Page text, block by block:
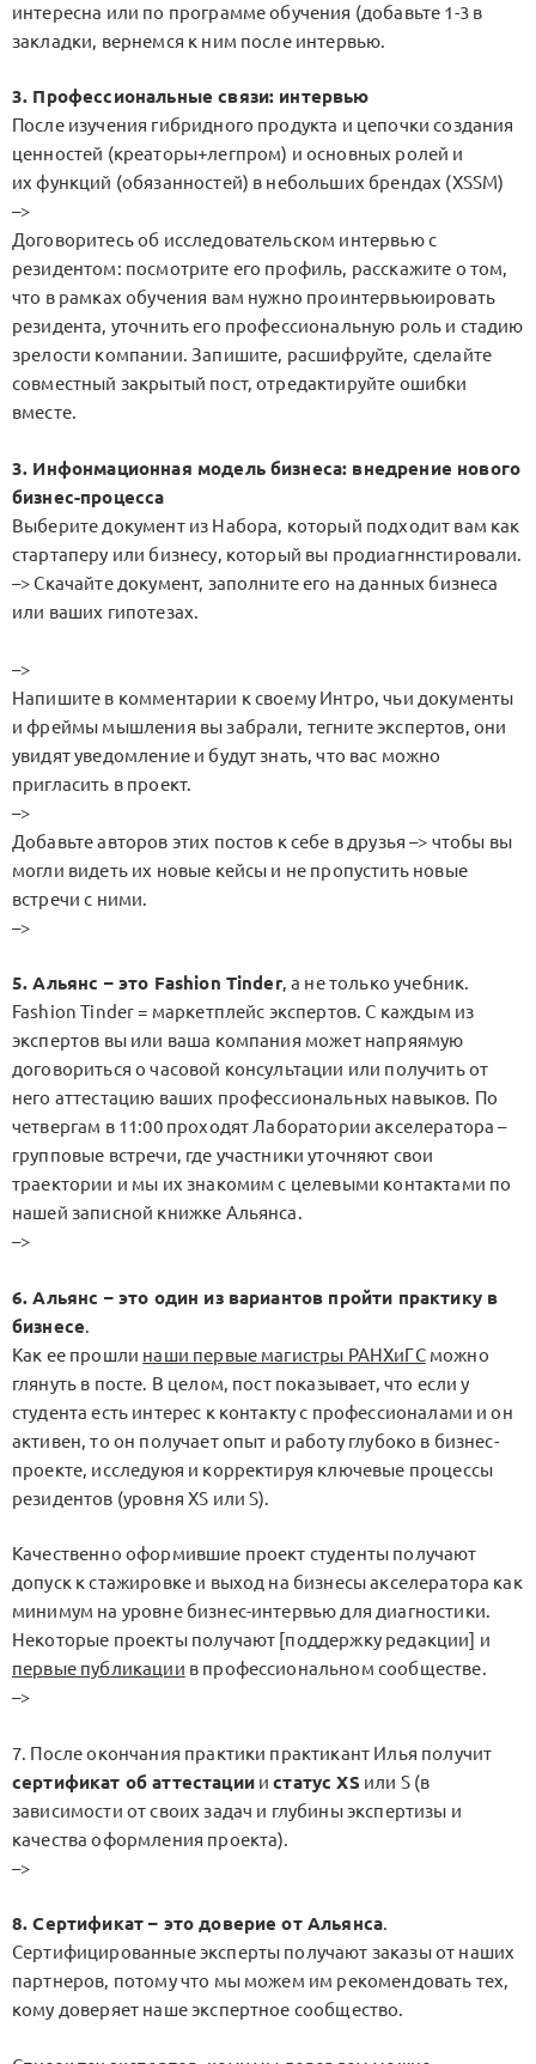
интересна или по программе обучения (добавьте 1-3 в
закладки, вернемся к ним после интервью.
3. Профессиональные связи: интервью
После изучения гибридного продукта и цепочки создания
ценностей (креаторы+легпром) и основных ролей и
их функций (обязанностей) в небольших брендах (XSSM)
–>
Договоритесь об исследовательском интервью с
резидентом: посмотрите его профиль, расскажите о том,
что в рамках обучения вам нужно проинтервьюировать
резидента, уточнить его профессиональную роль и стадию
зрелости компании. Запишите, расшифруйте, сделайте
совместный закрытый пост, отредактируйте ошибки
вместе.
3. Инфонмационная модель бизнеса: внедрение нового
бизнес-процесса
Выберите документ из Набора, который подходит вам как
стартаперу или бизнесу, который вы продиагннстировали.
–> Скачайте документ, заполните его на данных бизнеса
или ваших гипотезах.
–>
Напишите в комментарии к своему Интро, чьи документы
и фреймы мышления вы забрали, тегните экспертов, они
увидят уведомление и будут знать, что вас можно
пригласить в проект.
–>
Добавьте авторов этих постов к себе в друзья –> чтобы вы
могли видеть их новые кейсы и не пропустить новые
встречи с ними.
–>
5. Альянс – это Fashion Tinder, а не только учебник.
Fashion Tinder = маркетплейс экспертов. С каждым из
экспертов вы или ваша компания может напряямую
договориться о часовой консультации или получить от
него аттестацию ваших профессиональных навыков. По
четвергам в 11:00 проходят Лаборатории акселератора –
групповые встречи, где участники уточняют свои
траектории и мы их знакомим с целевыми контактами по
нашей записной книжке Альянса.
–>
6. Альянс – это один из вариантов пройти практику в
бизнесе.
Как ее прошли наши первые магистры РАНХиГСможно
глянуть в посте. В целом, пост показывает, что если у
студента есть интерес к контакту с профессионалами и он
активен, то он получает опыт и работу глубоко в бизнес-
проекте, исследуюя и корректируя ключевые процессы
резидентов (уровня XS или S).
Качественно оформившие проект студенты получают
допуск к стажировке и выход на бизнесы акселератора как
минимум на уровне бизнес-интервью для диагностики.
Некоторые проекты получают [поддержку редакции] и
первые публикации в профессиональном сообществе.
–>
7. После окончания практики практикант Илья получит
сертификат об аттестацииистатус XS или S (в
зависимости от своих задач и глубины экспертизы и
качества оформления проекта).
–>
8. Сертификат – это доверие от Альянса.
Сертифицированные эксперты получают заказы от наших
партнеров, потому что мы можем им рекомендовать тех,
кому доверяет наше экспертное сообщество.